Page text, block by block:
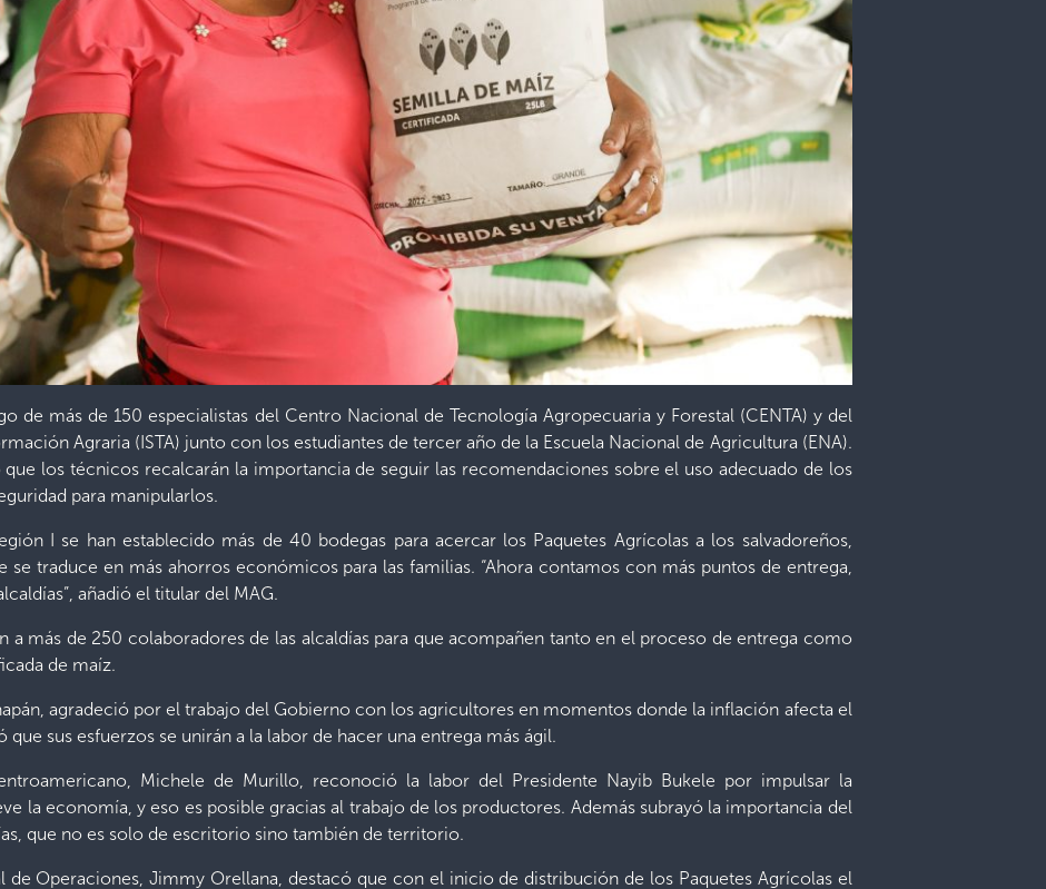
de más de 150 especialistas del Centro Nacional de Tecnología Agropecuaria y Forestal (CENTA) y del
Agraria (ISTA) junto con los estudiantes de tercer año de la Escuela Nacional de Agricultura (ENA).
los técnicos recalcarán la importancia de seguir las recomendaciones sobre el uso adecuado de los
para manipularlos.
I se han establecido más de 40 bodegas para acercar los Paquetes Agrícolas a los salvadoreños,
se traduce en más ahorros económicos para las familias. “Ahora contamos con más puntos de entrega,
añadió el titular del MAG.
a más de 250 colaboradores de las alcaldías para que acompañen tanto en el proceso de entrega como
de maíz.
agradeció por el trabajo del Gobierno con los agricultores en momentos donde la inflación afecta el
sus esfuerzos se unirán a la labor de hacer una entrega más ágil.
Michele de Murillo, reconoció la labor del Presidente Nayib Bukele por impulsar la
la economía, y eso es posible gracias al trabajo de los productores. Además subrayó la importancia del
que no es solo de escritorio sino también de territorio.
de Operaciones, Jimmy Orellana, destacó que con el inicio de distribución de los Paquetes Agrícolas el